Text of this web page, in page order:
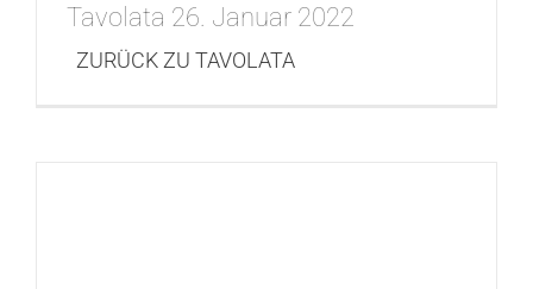
Tavolata 26. Januar 2022
ZURÜCK ZU TAVOLATA